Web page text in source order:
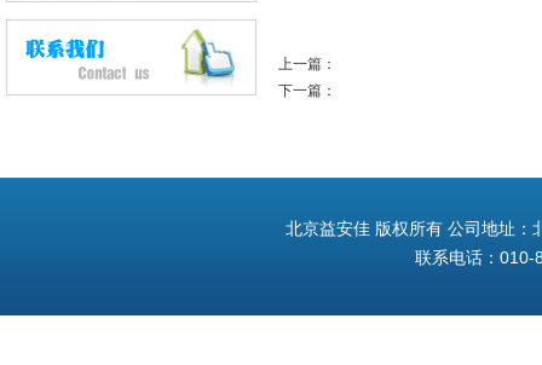
上一篇：
下一篇：
北京益安佳 版权所有 公司地址
联系电话：010-